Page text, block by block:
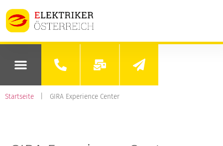
Startseite GIRA Experience Center